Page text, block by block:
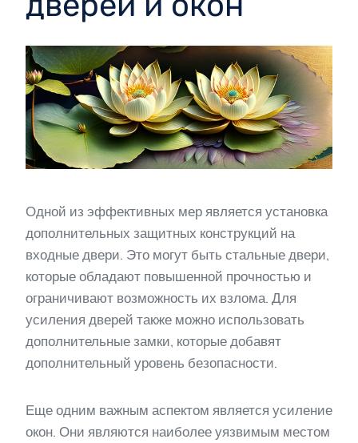
Одной из эффективных мер является установка
дополнительных защитных конструкций на
входные двери. Это могут быть стальные двери,
которые обладают повышенной прочностью и
ограничивают возможность их взлома. Для
усиления дверей также можно использовать
дополнительные замки, которые добавят
дополнительный уровень безопасности.
Еще одним важным аспектом является усиление
окон. Они являются наиболее уязвимым местом